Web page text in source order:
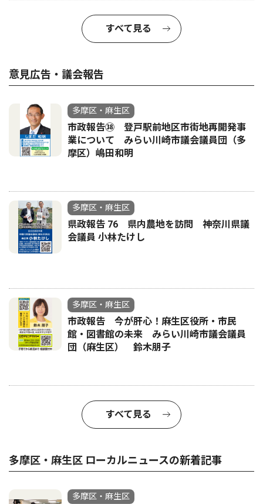
すべて見る
意見広告・議会報告
多摩区・麻生区
市政報告㊳ 登戸駅前地区市街地再開発事
業について みらい川崎市議会議員団（多
摩区）嶋田和明
多摩区・麻生区
県政報告 76 県内農地を訪問 神奈川県議
会議員 小林たけし
多摩区・麻生区
市政報告 今が肝心！麻生区役所・市民
館・図書館の未来 みらい川崎市議会議員
団（麻生区） 鈴木朋子
すべて見る
多摩区・麻生区 ローカルニュースの新着記事
多摩区・麻生区